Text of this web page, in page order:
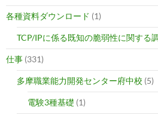
各種資料ダウンロード (1)
TCP/IPに係る既知の脆弱性に関する
仕事 (331)
多摩職業能力開発センター府中校 (5)
電験3種基礎 (1)